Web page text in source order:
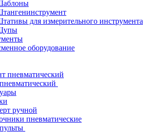
для измерительного инструмента
оборудование
ручной
пневматические